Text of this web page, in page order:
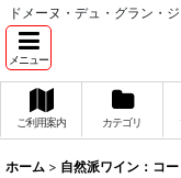
ドメーヌ・デュ・グラン・
メニュー
ご利用案内 カテゴリ
ホーム > 自然派ワイン：コ